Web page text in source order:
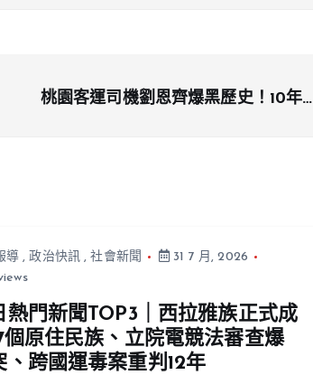
桃園客運司機劉恩齊爆黑歷史！10年前
導,政治快訊,社會新聞
31 7 月, 2026
熱門新聞TOP3｜西拉雅族正式成
個原住民族、立院電競法審查爆
、跨國運毒案重判12年